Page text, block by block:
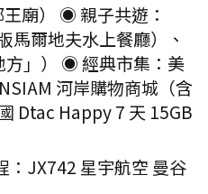
廟） ◉ 親子共遊：
爾地夫水上餐廳）、
方」） ◉ 經典市集：美
河岸購物商城（含
Dtac Happy 7 天 15GB
星宇航空 曼谷